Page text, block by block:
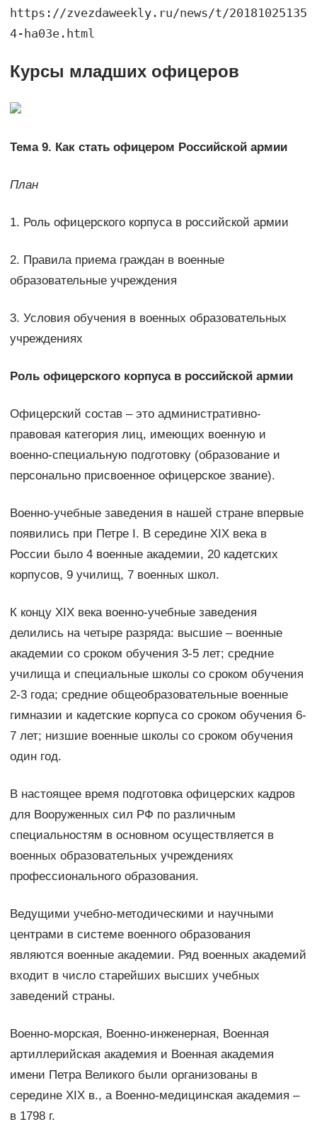
https://zvezdaweekly.ru/news/t/20181025135
4-ha03e.html
Курсы младших офицеров
Тема 9. Как стать офицером Российской армии
План
1. Роль офицерского корпуса в российской армии
2. Правила приема граждан в военные
образовательные учреждения
3. Условия обучения в военных образовательных
учреждениях
Роль офицерского корпуса в российской армии
Офицерский состав – это административно-
правовая категория лиц, имеющих военную и
военно-специальную подготовку (образование и
персонально присвоенное офицерское звание).
Военно-учебные заведения в нашей стране впервые
появились при Петре I. В середине XIX века в
России было 4 военные академии, 20 кадетских
корпусов, 9 училищ, 7 военных школ.
К концу XIX века военно-учебные заведения
делились на четыре разряда: высшие – военные
академии со сроком обучения 3-5 лет; средние
училища и специальные школы со сроком обучения
2-3 года; средние общеобразовательные военные
гимназии и кадетские корпуса со сроком обучения 6-
7 лет; низшие военные школы со сроком обучения
один год.
В настоящее время подготовка офицерских кадров
для Вооруженных сил РФ по различным
специальностям в основном осуществляется в
военных образовательных учреждениях
профессионального образования.
Ведущими учебно-методическими и научными
центрами в системе военного образования
являются военные академии. Ряд военных академий
входит в число старейших высших учебных
заведений страны.
Военно-морская, Военно-инженерная, Военная
артиллерийская академия и Военная академия
имени Петра Великого были организованы в
середине XIX в., а Военно-медицинская академия –
в 1798 г.